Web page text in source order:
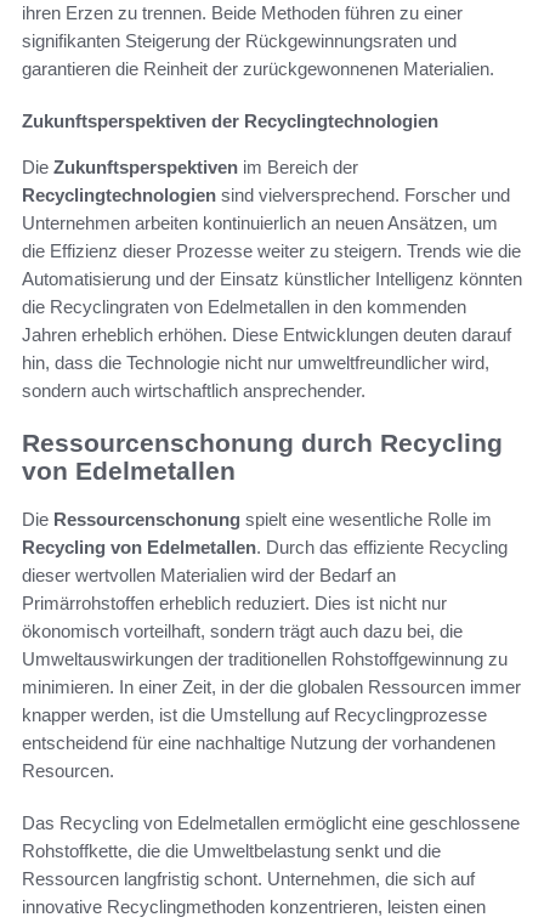
ihren Erzen zu trennen. Beide Methoden führen zu einer
signifikanten Steigerung der Rückgewinnungsraten und
garantieren die Reinheit der zurückgewonnenen Materialien.
Zukunftsperspektiven der Recyclingtechnologien
Die Zukunftsperspektiven im Bereich der
Recyclingtechnologien sind vielversprechend. Forscher und
Unternehmen arbeiten kontinuierlich an neuen Ansätzen, um
die Effizienz dieser Prozesse weiter zu steigern. Trends wie die
Automatisierung und der Einsatz künstlicher Intelligenz könnten
die Recyclingraten von Edelmetallen in den kommenden
Jahren erheblich erhöhen. Diese Entwicklungen deuten darauf
hin, dass die Technologie nicht nur umweltfreundlicher wird,
sondern auch wirtschaftlich ansprechender.
Ressourcenschonung durch Recycling
von Edelmetallen
Die Ressourcenschonung spielt eine wesentliche Rolle im
Recycling von Edelmetallen. Durch das effiziente Recycling
dieser wertvollen Materialien wird der Bedarf an
Primärrohstoffen erheblich reduziert. Dies ist nicht nur
ökonomisch vorteilhaft, sondern trägt auch dazu bei, die
Umweltauswirkungen der traditionellen Rohstoffgewinnung zu
minimieren. In einer Zeit, in der die globalen Ressourcen immer
knapper werden, ist die Umstellung auf Recyclingprozesse
entscheidend für eine nachhaltige Nutzung der vorhandenen
Resourcen.
Das Recycling von Edelmetallen ermöglicht eine geschlossene
Rohstoffkette, die die Umweltbelastung senkt und die
Ressourcen langfristig schont. Unternehmen, die sich auf
innovative Recyclingmethoden konzentrieren, leisten einen